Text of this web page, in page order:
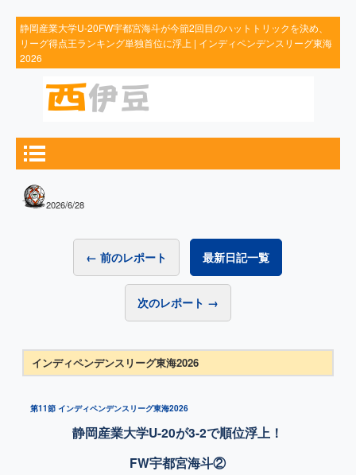
静岡産業大学U-20FW宇都宮海斗が今節2回目のハットトリックを決め、
リーグ得点王ランキング単独首位に浮上 | インディペンデンスリーグ東海
2026
2026/6/28
← 前のレポート 最新日記一覧
次のレポート →
インディペンデンスリーグ東海2026
第11節 インディペンデンスリーグ東海2026
静岡産業大学U-20が3-2で順位浮上！
FW宇都宮海斗②